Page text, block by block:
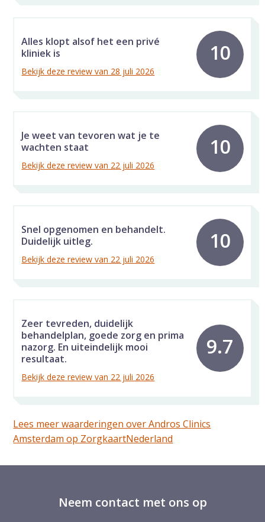
Alles klopt alsof het een privé
kliniek is
Bekijk deze review van 28 juli 2026
10
Je weet van tevoren wat je te
wachten staat
Bekijk deze review van 22 juli 2026
10
Snel opgenomen en behandelt.
Duidelijk uitleg.
Bekijk deze review van 22 juli 2026
10
Zeer tevreden, duidelijk
behandelplan, goede zorg en prima
nazorg. En uiteindelijk mooi
resultaat.
Bekijk deze review van 22 juli 2026
9.7
Lees meer waarderingen over Andros Clinics
Amsterdam op ZorgkaartNederland
Neem contact met ons op